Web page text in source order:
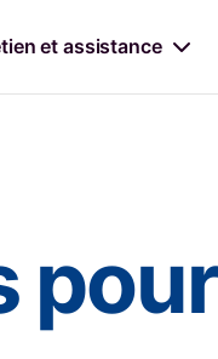
et assistance